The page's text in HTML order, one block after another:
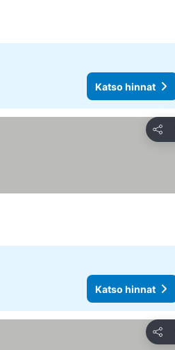
Katso hinnat
Jaa
Katso hinnat
Jaa